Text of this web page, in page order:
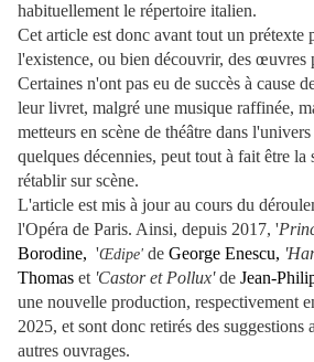
habituellement le répertoire italien.
Cet article est donc avant tout un prétexte
l'existence, ou bien découvrir, des œuvres
Certaines n'ont pas eu de succès à cause
leur livret, malgré une musique raffinée,
metteurs en scène de théâtre dans
quelques décennies, peut tout à fait être
rétablir sur scène.
L'article est mis à jour au cours du
l'Opéra de Paris. Ainsi, depuis 2017, '
Borodine, 'Œdipe' de George Enescu,
Thomas et 'Castor et Pollux'de Jean-
une nouvelle production, respectivement
2025, et sont donc retirés des suggestions
autres ouvrages.